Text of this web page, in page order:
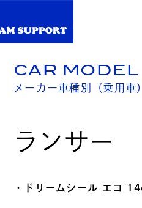
CAR MODEL
メーカー車種別（乗用車）
ランサー
・ドリームシール エコ